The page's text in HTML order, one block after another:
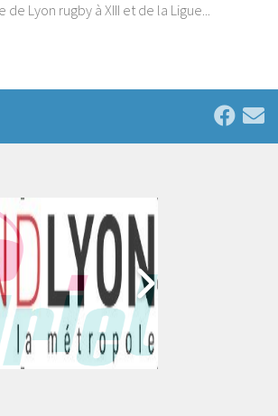
Lyon rugby à XIII et de la Ligue...